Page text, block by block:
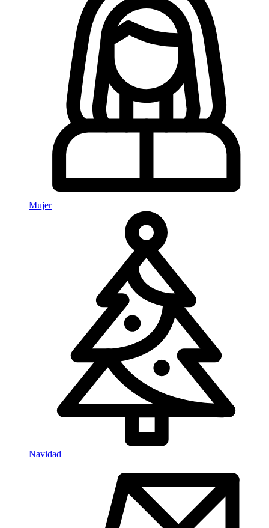
Mujer
Navidad